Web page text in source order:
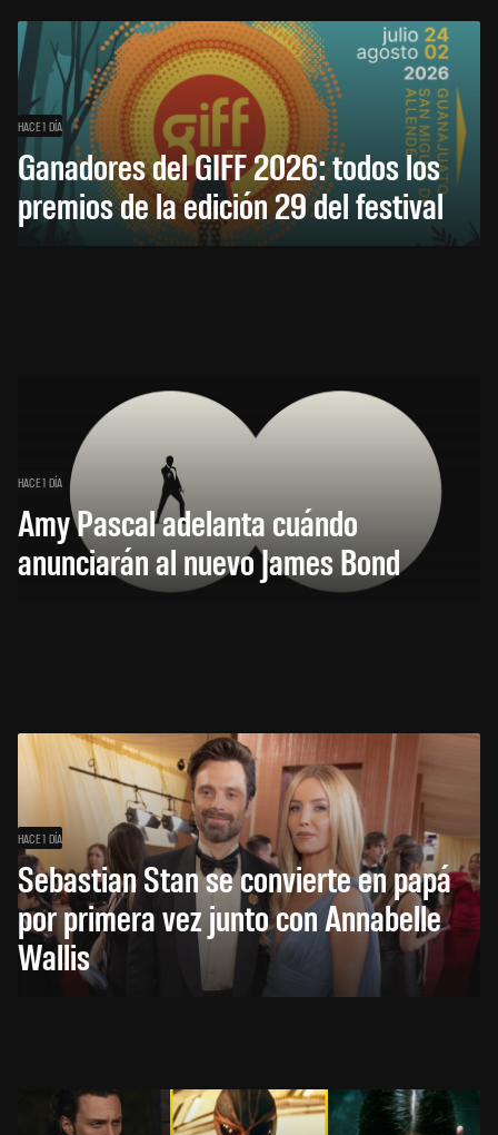
HACE 1 DÍA
Ganadores del GIFF 2026: todos los
premios de la edición 29 del festival
HACE 1 DÍA
Amy Pascal adelanta cuándo
anunciarán al nuevo James Bond
HACE 1 DÍA
Sebastian Stan se convierte en papá
por primera vez junto con Annabelle
Wallis